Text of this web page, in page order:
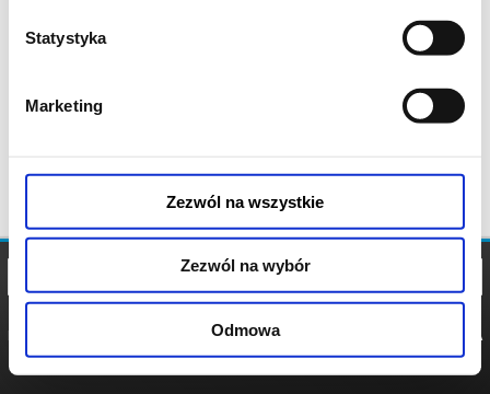
Statystyka
Marketing
Zezwól na wszystkie
Zezwól na wybór
Odmowa
POLITYKA
POLITYKA